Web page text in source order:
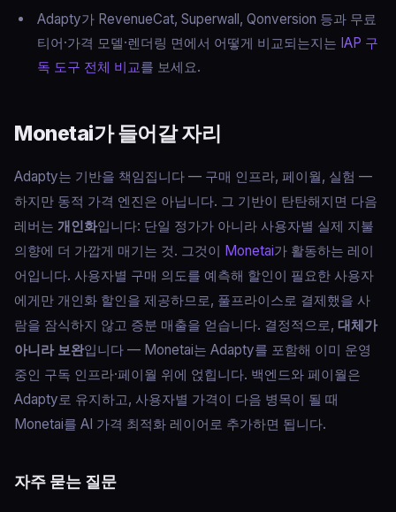
Adapty가 RevenueCat, Superwall, Qonversion 등과 무료
티어·가격 모델·렌더링 면에서 어떻게 비교되는지는 IAP 구
독 도구 전체 비교를 보세요.
Monetai가 들어갈 자리
Adapty는 기반을 책임집니다 — 구매 인프라, 페이월, 실험 —
하지만 동적 가격 엔진은 아닙니다. 그 기반이 탄탄해지면 다음
레버는 개인화입니다: 단일 정가가 아니라 사용자별 실제 지불
의향에 더 가깝게 매기는 것. 그것이 Monetai가 활동하는 레이
어입니다. 사용자별 구매 의도를 예측해 할인이 필요한 사용자
에게만 개인화 할인을 제공하므로, 풀프라이스로 결제했을 사
람을 잠식하지 않고 증분 매출을 얻습니다. 결정적으로, 대체가
아니라 보완입니다 — Monetai는 Adapty를 포함해 이미 운영
중인 구독 인프라·페이월 위에 얹힙니다. 백엔드와 페이월은
Adapty로 유지하고, 사용자별 가격이 다음 병목이 될 때
Monetai를 AI 가격 최적화 레이어로 추가하면 됩니다.
자주 묻는 질문